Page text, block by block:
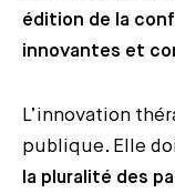
édition de la
innovantes et
L’innovation
publique. Elle
la pluralité des